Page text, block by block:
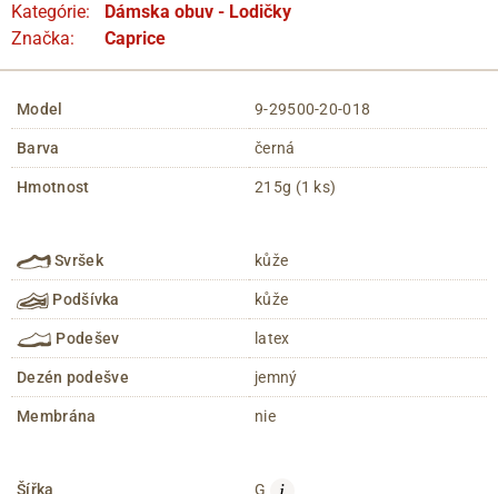
Kategórie:
Dámska obuv - Lodičky
Značka:
Caprice
Model 9-29500-20-018
Barva černá
Hmotnost 215g (1 ks)
Svršek kůže
Podšívka kůže
Podešev latex
Dezén podešve jemný
Membrána nie
Šířka G